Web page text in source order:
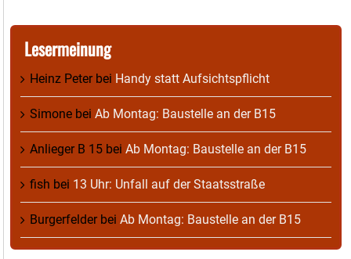
Lesermeinung
Heinz Peterbei Handy statt Aufsichtspflicht
Simone bei Ab Montag: Baustelle an der B15
Anlieger B 15 bei Ab Montag: Baustelle an der B15
fish bei 13 Uhr: Unfall auf der Staatsstraße
Burgerfelderbei Ab Montag: Baustelle an der B15